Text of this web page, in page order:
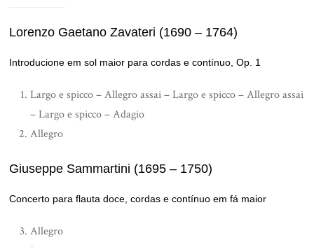
Lorenzo Gaetano Zavateri (1690 – 1764)
Introducione em sol maior para cordas e contínuo, Op. 1
Largo e spicco – Allegro assai – Largo e spicco – Allegro assai
– Largo e spicco – Adagio
Allegro
Giuseppe Sammartini (1695 – 1750)
Concerto para flauta doce, cordas e contínuo em fá maior
Allegro